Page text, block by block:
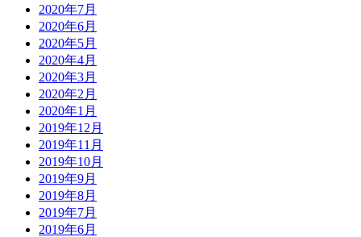
2020年7月
2020年6月
2020年5月
2020年4月
2020年3月
2020年2月
2020年1月
2019年12月
2019年11月
2019年10月
2019年9月
2019年8月
2019年7月
2019年6月